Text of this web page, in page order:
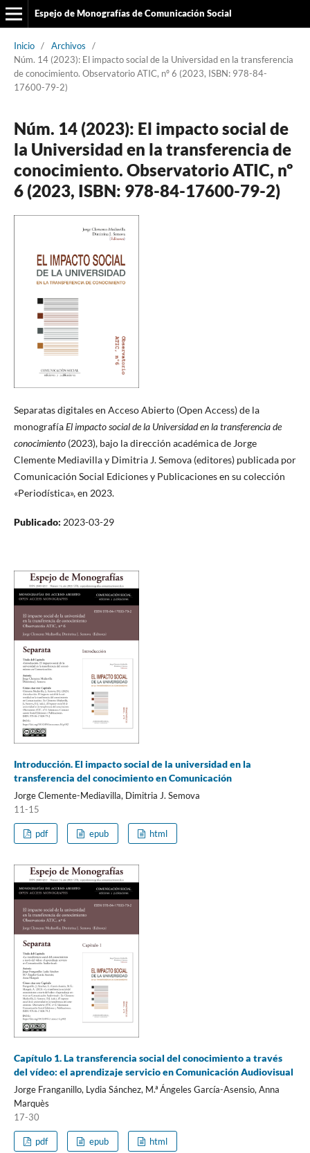
Espejo de Monografías de Comunicación Social
Inicio / Archivos
/
Núm. 14 (2023): El impacto social de la Universidad en la transferencia
de conocimiento. Observatorio ATIC, nº 6 (2023, ISBN: 978-84-
17600-79-2)
Núm. 14 (2023): El impacto social de
la Universidad en la transferencia de
conocimiento. Observatorio ATIC, nº
6 (2023, ISBN: 978-84-17600-79-2)
Separatas digitales en Acceso Abierto (Open Access) de la
monografíaEl impacto social de la Universidad en la transferencia de
conocimiento(2023), bajo la dirección académica de Jorge
Clemente Mediavilla y Dimitria J. Semova (editores) publicada por
Comunicación Social Ediciones y Publicaciones en su colección
«Periodística», en 2023.
Publicado: 2023-03-29
Introducción. El impacto social de la universidad en la
transferencia del conocimiento en Comunicación
Jorge Clemente-Mediavilla, Dimitria J. Semova
11-15
pdf epub html
Capítulo 1. La transferencia social del conocimiento a través
del vídeo: el aprendizaje servicio en Comunicación Audiovisual
Jorge Franganillo, Lydia Sánchez, M.ª Ángeles García-Asensio, Anna
Marquès
17-30
pdf epub html